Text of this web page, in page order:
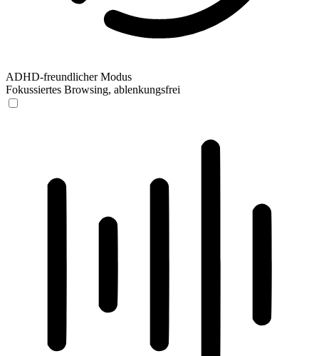
ADHD-freundlicher Modus
Fokussiertes Browsing, ablenkungsfrei